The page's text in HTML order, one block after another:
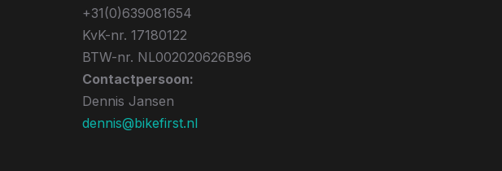
+31(0)639081654
KvK-nr. 17180122
BTW-nr. NL002020626B96
Contactpersoon:
Dennis Jansen
dennis@bikefirst.nl